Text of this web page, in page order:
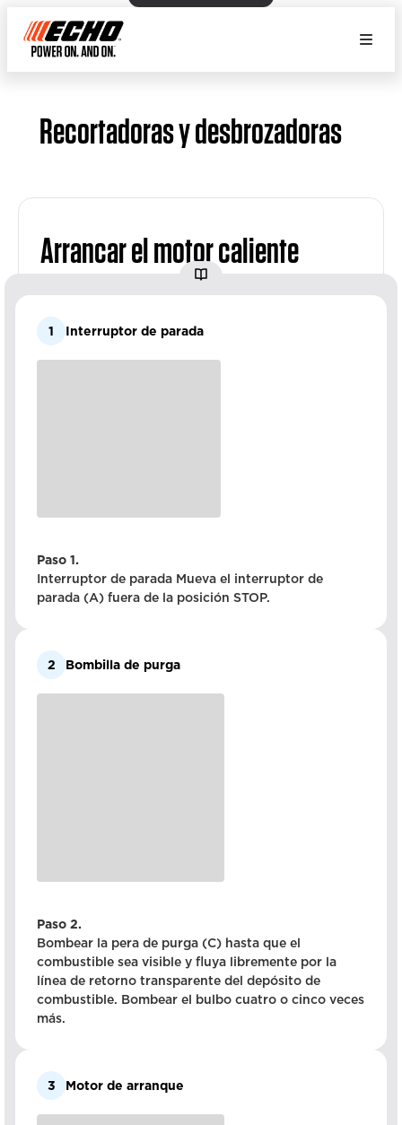
Recortadoras y desbrozadoras
Arrancar el motor caliente
1 Interruptor de parada
Paso 1.
Interruptor de parada Mueva el interruptor de
parada (A) fuera de la posición STOP.
2 Bombilla de purga
Paso 2.
Bombear la pera de purga (C) hasta que el
combustible sea visible y fluya libremente por la
línea de retorno transparente del depósito de
combustible. Bombear el bulbo cuatro o cinco veces
más.
3 Motor de arranque